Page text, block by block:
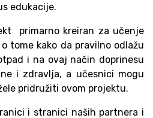
edukacije.
primarno kreiran za učenje
tome kako da pravilno odlažu
i na ovaj način doprinesu
i zdravlja, a učesnici mogu
pridružiti ovom projektu.
i stranici naših partnera i